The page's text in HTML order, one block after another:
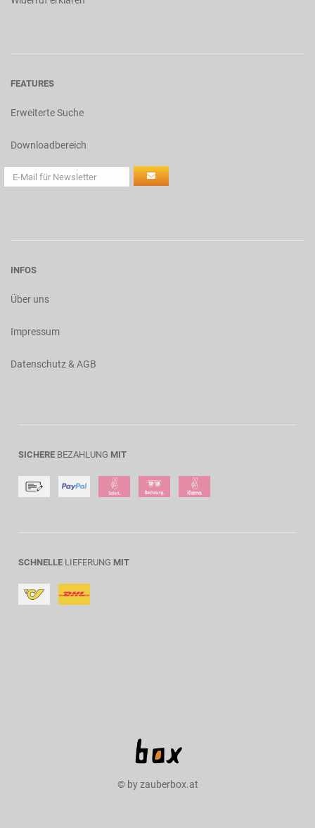
FEATURES
Erweiterte Suche
Downloadbereich
INFOS
Über uns
Impressum
Datenschutz & AGB
SICHERE BEZAHLUNG MIT
SCHNELLE LIEFERUNG MIT
© by zauberbox.at